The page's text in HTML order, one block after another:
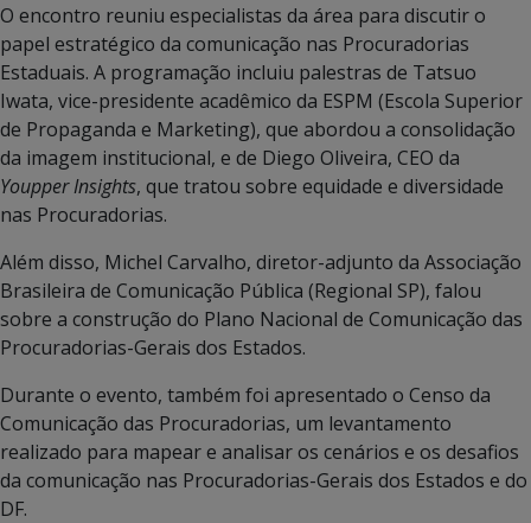
O encontro reuniu especialistas da área para discutir o
papel estratégico da comunicação nas Procuradorias
Estaduais. A programação incluiu palestras de Tatsuo
Iwata, vice-presidente acadêmico da ESPM (Escola Superior
de Propaganda e Marketing), que abordou a consolidação
da imagem institucional, e de Diego Oliveira, CEO da
Youpper Insights, que tratou sobre equidade e diversidade
nas Procuradorias.
Além disso, Michel Carvalho, diretor-adjunto da Associação
Brasileira de Comunicação Pública (Regional SP), falou
sobre a construção do Plano Nacional de Comunicação das
Procuradorias-Gerais dos Estados.
Durante o evento, também foi apresentado o Censo da
Comunicação das Procuradorias, um levantamento
realizado para mapear e analisar os cenários e os desafios
da comunicação nas Procuradorias-Gerais dos Estados e do
DF.